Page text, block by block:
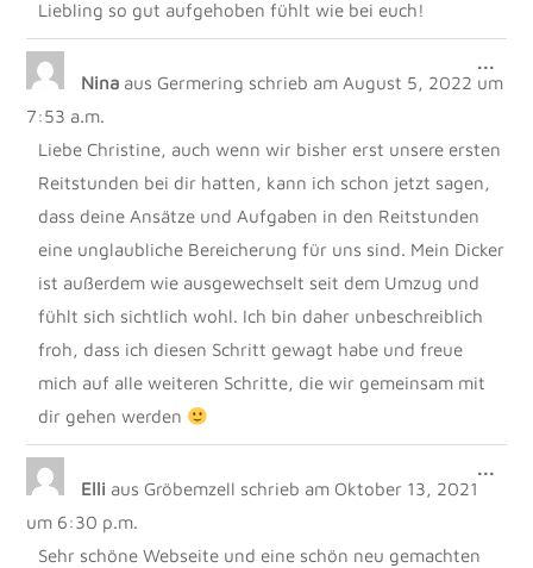
Liebling so gut aufgehoben fühlt wie bei euch!
Nina aus Germering schrieb am August 5, 2022 um
7:53 a.m.
Liebe Christine, auch wenn wir bisher erst unsere ersten
Reitstunden bei dir hatten, kann ich schon jetzt sagen,
dass deine Ansätze und Aufgaben in den Reitstunden
eine unglaubliche Bereicherung für uns sind. Mein Dicker
ist außerdem wie ausgewechselt seit dem Umzug und
fühlt sich sichtlich wohl. Ich bin daher unbeschreiblich
froh, dass ich diesen Schritt gewagt habe und freue
mich auf alle weiteren Schritte, die wir gemeinsam mit
dir gehen werden
...
Elli aus Gröbemzell schrieb am Oktober 13, 2021
um 6:30 p.m.
Sehr schöne Webseite und eine schön neu gemachten
...